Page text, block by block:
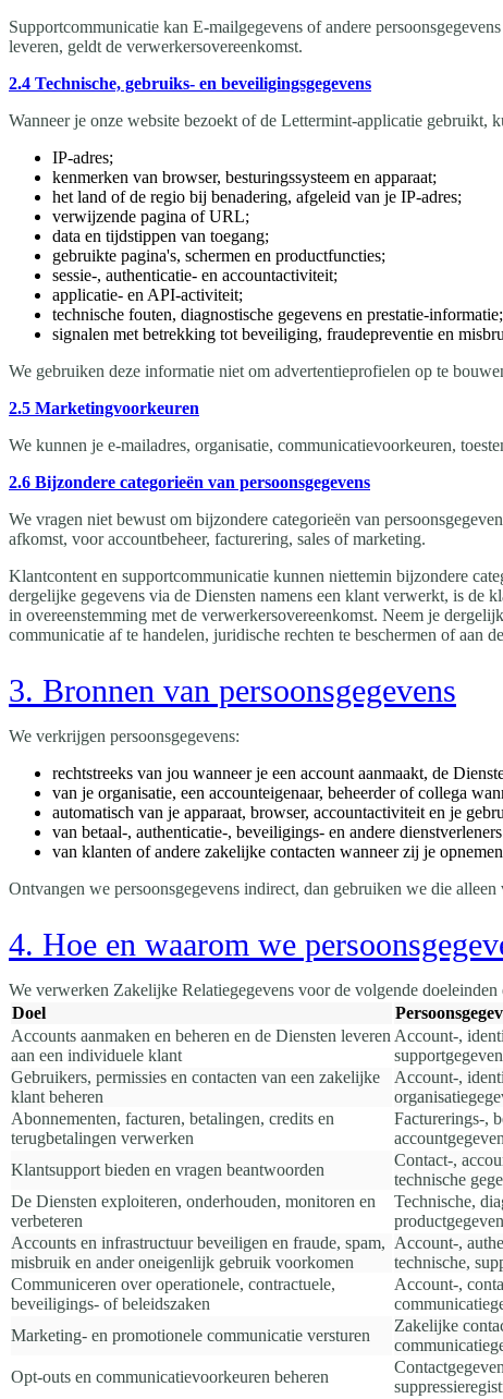
Supportcommunicatie kan E-mailgegevens of andere
leveren, geldt de verwerkersovereenkomst.
2.4 Technische, gebruiks- en beveiligingsgegevens
Wanneer je onze website bezoekt of de Lettermint-applicatie gebruikt,
IP-adres;
kenmerken van browser, besturingssysteem en apparaat;
het land of de regio bij benadering, afgeleid van je IP-adres;
verwijzende pagina of URL;
data en tijdstippen van toegang;
gebruikte pagina's, schermen en productfuncties;
sessie-, authenticatie- en accountactiviteit;
applicatie- en API-activiteit;
technische fouten, diagnostische gegevens en prestatie-
signalen met betrekking tot beveiliging, fraudepreventie en
We gebruiken deze informatie niet om advertentieprofielen op te
2.5 Marketingvoorkeuren
We kunnen je e-mailadres, organisatie, communicatievoorkeuren,
2.6 Bijzondere categorieën van persoonsgegevens
We vragen niet bewust om bijzondere categorieën van
afkomst, voor accountbeheer, facturering, sales of marketing.
Klantcontent en supportcommunicatie kunnen niettemin bijzondere
dergelijke gegevens via de Diensten namens een klant verwerkt, is de
in overeenstemming met de verwerkersovereenkomst. Neem je
communicatie af te handelen, juridische rechten te beschermen of aan
3. Bronnen van persoonsgegevens
We verkrijgen persoonsgegevens:
rechtstreeks van jou wanneer je een account aanmaakt, de
van je organisatie, een accounteigenaar, beheerder of collega
automatisch van je apparaat, browser, accountactiviteit en je
van betaal-, authenticatie-, beveiligings- en andere
van klanten of andere zakelijke contacten wanneer zij je
Ontvangen we persoonsgegevens indirect, dan gebruiken we die
4. Hoe en waarom we
We verwerken Zakelijke Relatiegegevens voor de volgende doeleinden
Doel
Accounts aanmaken en beheren en de Diensten leveren
aan een individuele klant
Account-,
Gebruikers, permissies en contacten van een zakelijke
klant beheren
Account-,
Abonnementen, facturen, betalingen, credits en
terugbetalingen verwerken
Facturerings-,
Klantsupport bieden en vragen beantwoorden
Contact-,
technische
De Diensten exploiteren, onderhouden, monitoren en
verbeteren
Technische,
Accounts en infrastructuur beveiligen en fraude, spam,
misbruik en ander oneigenlijk gebruik voorkomen
Account-,
technische,
Communiceren over operationele, contractuele,
beveiligings- of beleidszaken
Account-,
Marketing- en promotionele communicatie versturen
Zakelijke
Opt-outs en communicatievoorkeuren beheren